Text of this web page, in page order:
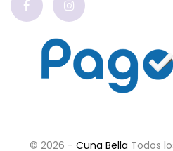
© 2026 - Cuna Bella Todos